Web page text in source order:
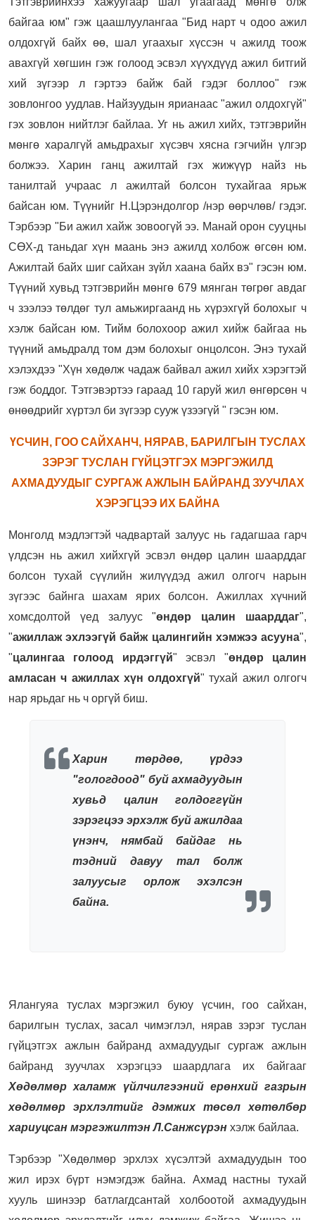
байгаа юм" гэж цаашлуулангаа "Бид нарт ч одоо ажил
олдохгүй байх өө, шал угаахыг хүссэн ч ажилд тоож
авахгүй хөгшин гэж голоод эсвэл хүүхдүүд ажил битгий
хий зүгээр л гэртээ байж бай гэдэг боллоо" гэж
зовлонгоо уудлав. Найзуудын ярианаас "ажил олдохгүй"
гэх зовлон нийтлэг байлаа. Уг нь ажил хийх, тэтгэврийн
мөнгө харалгүй амьдрахыг хүсэвч хясна гэгчийн үлгэр
болжээ. Харин ганц ажилтай гэх жижүүр найз нь
танилтай учраас л ажилтай болсон тухайгаа ярьж
байсан юм. Түүнийг Н.Цэрэндолгор /нэр өөрчлөв/ гэдэг.
Тэрбээр "Би ажил хайж зовоогүй ээ. Манай орон сууцны
СӨХ-д таньдаг хүн маань энэ ажилд холбож өгсөн юм.
Ажилтай байх шиг сайхан зүйл хаана байх вэ" гэсэн юм.
Түүний хувьд тэтгэврийн мөнгө 679 мянган төгрөг авдаг
ч зээлээ төлдөг тул амьжиргаанд нь хүрэхгүй болохыг ч
хэлж байсан юм. Тийм болохоор ажил хийж байгаа нь
түүний амьдралд том дэм болохыг онцолсон. Энэ тухай
хэлэхдээ "Хүн хөдөлж чадаж байвал ажил хийх хэрэгтэй
гэж боддог. Тэтгэвэртээ гараад 10 гаруй жил өнгөрсөн ч
өнөөдрийг хүртэл би зүгээр сууж үзээгүй " гэсэн юм.
ҮСЧИН, ГОО САЙХАНЧ, НЯРАВ, БАРИЛГЫН ТУСЛАХ
ЗЭРЭГ ТУСЛАН ГҮЙЦЭТГЭХ МЭРГЭЖИЛД
АХМАДУУДЫГ СУРГАЖ АЖЛЫН БАЙРАНД ЗУУЧЛАХ
ХЭРЭГЦЭЭ ИХ БАЙНА
Монголд мэдлэгтэй чадвартай залуус нь гадагшаа гарч
үлдсэн нь ажил хийхгүй эсвэл өндөр цалин шаарддаг
болсон тухай сүүлийн жилүүдэд ажил олгогч нарын
зүгээс байнга шахам ярих болсон. Ажиллах хүчний
хомсдолтой үед залуус "өндөр цалин шаарддаг",
"ажиллаж эхлээгүй байж цалингийн хэмжээ асууна",
"цалингаа голоод ирдэггүй" эсвэл "өндөр цалин
амласан ч ажиллах хүн олдохгүй" тухай ажил олгогч
нар ярьдаг нь ч оргүй биш.
Харин төрдөө, үрдээ
"гологдоод" буй ахмадуудын
хувьд цалин голдоггүйн
зэрэгцээ эрхэлж буй ажилдаа
үнэнч, нямбай байдаг нь
тэдний давуу тал болж
залуусыг орлож эхэлсэн
байна.
Ялангуяа туслах мэргэжил буюу үсчин, гоо сайхан,
барилгын туслах, засал чимэглэл, нярав зэрэг туслан
гүйцэтгэх ажлын байранд ахмадуудыг сургаж ажлын
байранд зуучлах хэрэгцээ шаардлага их байгааг
Хөдөлмөр халамж үйлчилгээний ерөнхий газрын
хөдөлмөр эрхлэлтийг дэмжих төсөл хөтөлбөр
хариуцсан мэргэжилтэн Л.Санжсүрэн хэлж байлаа.
Тэрбээр "Хөдөлмөр эрхлэх хүсэлтэй ахмадуудын тоо
жил ирэх бүрт нэмэгдэж байна. Ахмад настны тухай
хууль шинээр батлагдсантай холбоотой ахмадуудын